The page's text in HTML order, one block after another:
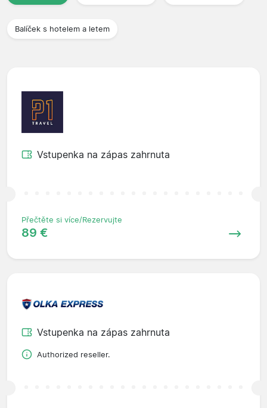
Balíček s hotelem a letem
Vstupenka na zápas zahrnuta
Přečtěte si více/Rezervujte
89 €
Vstupenka na zápas zahrnuta
Authorized reseller.